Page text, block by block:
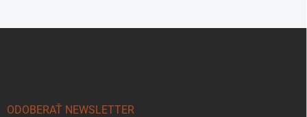
ODOBERAŤ NEWSLETTER